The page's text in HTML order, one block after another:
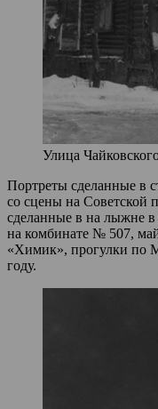
Улица
Портреты сделанные в
со сцены на Советской
сделанные в на лыжне
на комбинате № 507,
«Химик», прогулки по
году.